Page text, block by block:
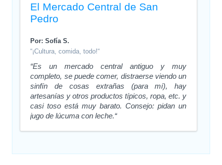
El Mercado Central de San
Pedro
Por: Sofía S.
“¡Cultura, comida, todo!“
“Es un mercado central antiguo y muy
completo, se puede comer, distraerse viendo un
sinfín de cosas extrañas (para mí), hay
artesanías y otros productos típicos, ropa, etc. y
casi toso está muy barato. Consejo: pidan un
jugo de lúcuma con leche.“